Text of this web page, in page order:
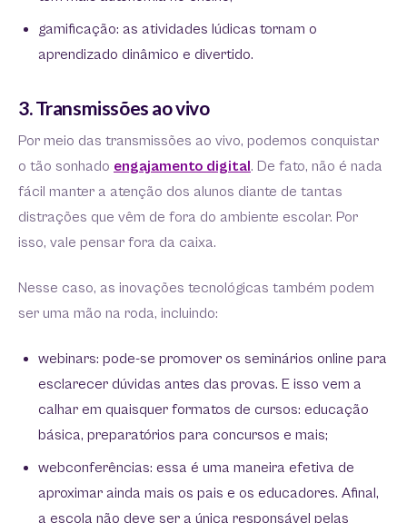
gamificação: as atividades lúdicas tornam o
aprendizado dinâmico e divertido.
3. Transmissões ao vivo
Por meio das transmissões ao vivo, podemos conquistar
o tão sonhado engajamento digital. De fato, não é nada
fácil manter a atenção dos alunos diante de tantas
distrações que vêm de fora do ambiente escolar. Por
isso, vale pensar fora da caixa.
Nesse caso, as inovações tecnológicas também podem
ser uma mão na roda, incluindo:
webinars: pode-se promover os seminários online para
esclarecer dúvidas antes das provas. E isso vem a
calhar em quaisquer formatos de cursos: educação
básica, preparatórios para concursos e mais;
webconferências: essa é uma maneira efetiva de
aproximar ainda mais os pais e os educadores. Afinal,
a escola não deve ser a única responsável pelas